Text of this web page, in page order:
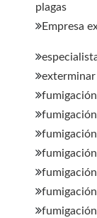
plagas
Empresa
exterminar